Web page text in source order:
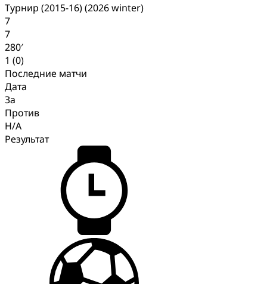
Турнир (2015-16) (2026 winter)
7
7
280′
1 (0)
Последние матчи
Дата
За
Против
H/A
Результат